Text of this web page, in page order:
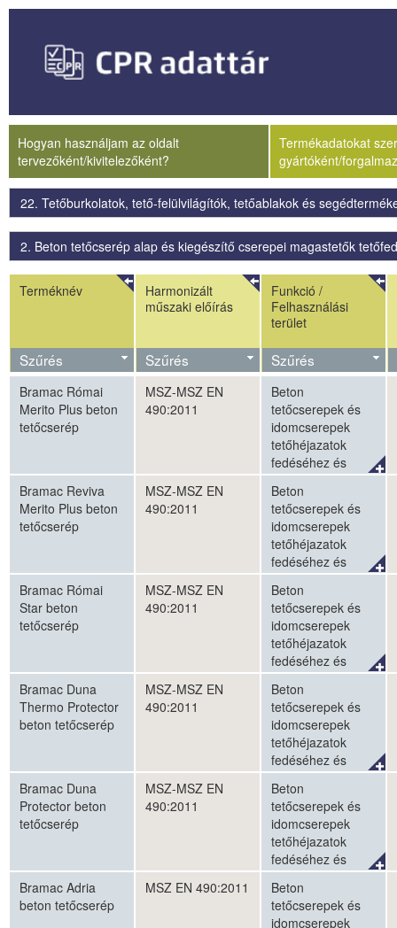
Hogyan használjam az oldalt
tervezőként/kivitelezőként?
Termékadatokat
gyártóként/
22. Tetőburkolatok, tető-felülvilágítók, tetőablakok és
2. Beton tetőcserép alap és kiegészítő cserepei magastetők
Terméknév
Szűrés
Harmonizált
műszaki előírás
Szűrés
Funkció /
Felhasználási
terület
Szűrés
Bramac Római
Merito Plus beton
tetőcserép
MSZ-MSZ EN
490:2011
Beton
tetőcserepek és
idomcserepek
tetőhéjazatok
fedéséhez és
külső
falhomlokzatok
burkolásához
Bramac Reviva
Merito Plus beton
tetőcserép
MSZ-MSZ EN
490:2011
Beton
tetőcserepek és
idomcserepek
tetőhéjazatok
fedéséhez és
külső
falhomlokzatok
burkolásához
Bramac Római
Star beton
tetőcserép
MSZ-MSZ EN
490:2011
Beton
tetőcserepek és
idomcserepek
tetőhéjazatok
fedéséhez és
külső
falhomlokzatok
burkolásához
Bramac Duna
Thermo Protector
beton tetőcserép
MSZ-MSZ EN
490:2011
Beton
tetőcserepek és
idomcserepek
tetőhéjazatok
fedéséhez és
külső
falhomlokzatok
burkolásához
Bramac Duna
Protector beton
tetőcserép
MSZ-MSZ EN
490:2011
Beton
tetőcserepek és
idomcserepek
tetőhéjazatok
fedéséhez és
külső
falhomlokzatok
burkolásához
Bramac Adria
beton tetőcserép
MSZ EN 490:2011
Beton
tetőcserepek és
idomcserepek